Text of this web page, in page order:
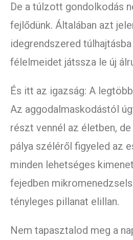
De a túlzott gondolkodás
fejlődünk. Általában azt
idegrendszered
félelmeidet játssza le új
És itt az igazság: A
Az aggodalmaskodástól
részt vennél az életben,
pálya széléről figyeled az
minden lehetséges
fejedben
tényleges pillanat elillan.
Nem tapasztalod meg a